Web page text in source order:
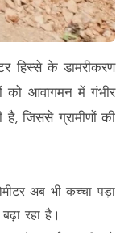
हिस्से के डामरीकरण
आवागमन में गंभीर
है, जिससे ग्रामीणों की
अब भी कच्चा पड़ा
रहा है।